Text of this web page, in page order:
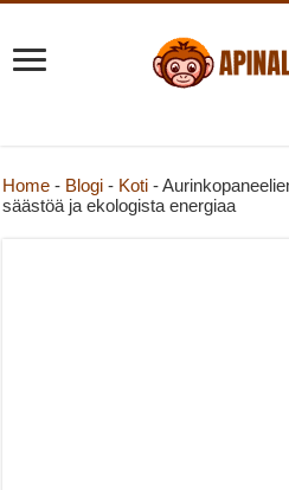
Home - Blogi - Koti -
säästöä ja ekologista energiaa